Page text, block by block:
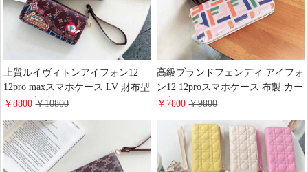
上質ルイヴィトンアイフォン12
12pro maxスマホケース LV 財布型
カード収納iphone12 miniカバー ビ
iphone11 11pro max ケース クリス
マス風 ストラップ付き レザー製
アイフォン8 7plus携帯カバー 手帳
￥8800￥10800
高級ブランドフェンディ アイフォ
ン12 12proスマホケース 布製 カー
ド収納iphone12 miniカバー FENDI
ストラップ付き レザー製 fendi
iphonexs/xr 携帯カバー ビジネス風
モノグラム アイフォン8プラスケ
￥7800￥9800